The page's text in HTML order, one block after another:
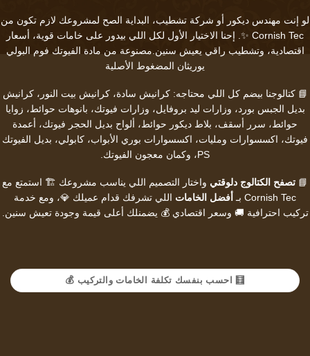
لو إنت مهندس ديكور أو شركة تشطيب، البداية الصح لمشروعك لازم تكون من
Cornish Tec ✨. إحنا الاختيار الأول لكل اللي بيدور على خامات قوية، أسعار
اقتصادية، وتشطيب راقي يعيش سنين.مصنوعة من مادة الفيوتك فوم البولي
يوريثان المضغوط الأصلية
📘 كتالوجنا بيضم كل اللي محتاجه:كرانيش سادة،كرانيش بيت النور ،كرانيش
بديل الجبس بورد ، وزارات ليد بروفايل، وزارات فيوتك، بانوهات حوائط، زوايا
حوائط، سرر أسقف، بلاط ديكور حوائط، ألواح بديل الحجر فيوتك، أعمدة
فيوتك، اكسسوارات ومليات، اكسسوارات بوري الأبواب، كابولي، بديل الفيوتك
PS، وكمان معجون الفيوتك
📘 تصفح الكتالوج دلوقتي واختار التصميم اللي يناسب مشروعك 🏗️ استمتع مع
Cornish Tec بـ
أفضل الخامات اللي تشرفك قدام عميلك 💎، ومع خدمة
تركيب احترافية 🚚 وسعر اقتصادي 💰 يضمنلك أعلى قيمة وجودة تعيش سنين.
🧮 احسب بنفسك تكلفة الخامات والتركيب 💰